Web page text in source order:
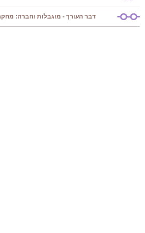
דבר העורך - מוגבלות וחברה: